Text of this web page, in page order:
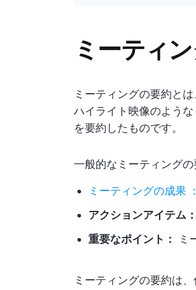
ミーティ
ミーティングの要約と
ハイライト映像のよう
を要約したものです。
一般的なミーティングの
ミーティングの成果 ：
アクションアイテム：
重要なポイント：
ミ
ミーティングの要約は